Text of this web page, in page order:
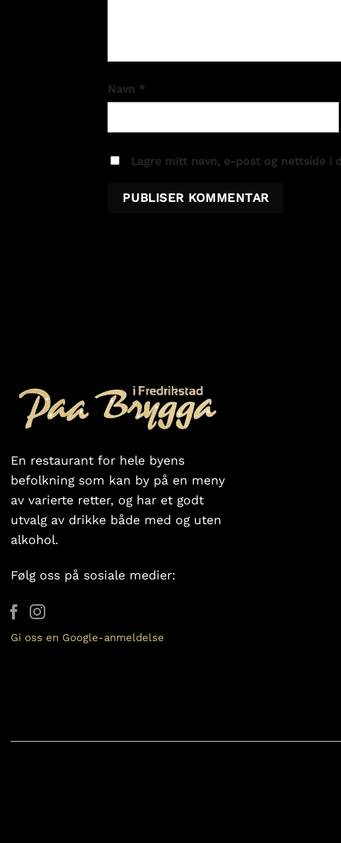
Navn *
Lagre mitt navn, e-post og nettside i
En restaurant for hele byens
befolkning som kan by på en meny
av varierte retter, og har et godt
utvalg av drikke både med og uten
alkohol.
Følg oss på sosiale medier:
Gi oss en Google-anmeldelse